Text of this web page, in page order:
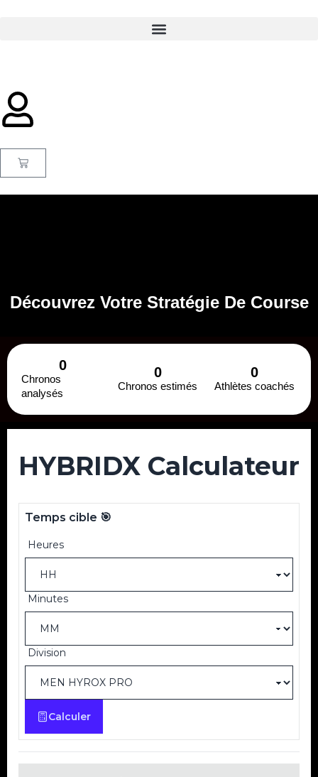
Découvrez Votre Stratégie De Course
Chronos
analysés
0
Chronos estimés
0
Athlètes coachés
0